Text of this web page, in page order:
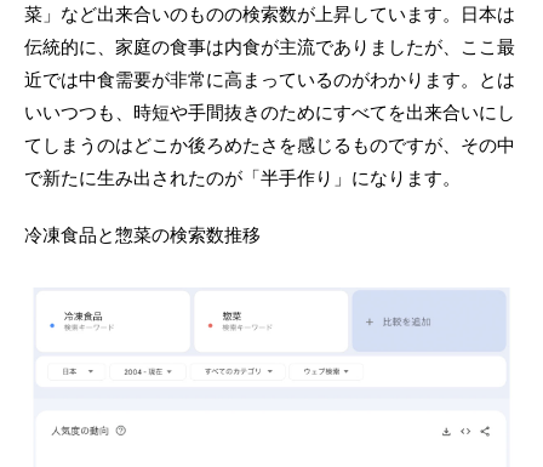
菜」など出来合いのものの検索数が上昇しています。日本は
伝統的に、家庭の食事は内食が主流でありましたが、ここ最
近では中食需要が非常に高まっているのがわかります。とは
いいつつも、時短や手間抜きのためにすべてを出来合いにし
てしまうのはどこか後ろめたさを感じるものですが、その中
で新たに生み出されたのが「半手作り」になります。
冷凍食品と惣菜の検索数推移